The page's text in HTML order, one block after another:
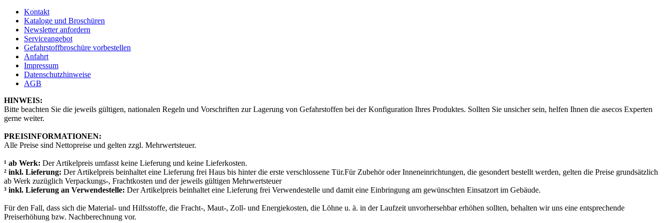
Kontakt
Kataloge und Broschüren
Newsletter anfordern
Serviceangebot
Gefahrstoffbroschüre vorbestellen
Anfahrt
Impressum
Datenschutzhinweise
AGB
HINWEIS:
Bitte beachten Sie die jeweils gültigen, nationalen Regeln und Vorschriften zur Lagerung von Gefahrstoffen bei der Konfiguration Ihres Produktes. Sollten Sie unsicher sein, helfen Ihnen die asecos Experten
gerne weiter.
PREISINFORMATIONEN:
Alle Preise sind Nettopreise und gelten zzgl. Mehrwertsteuer.
¹ ab Werk: Der Artikelpreis umfasst keine Lieferung und keine Lieferkosten.
² inkl. Lieferung: Der Artikelpreis beinhaltet eine Lieferung frei Haus bis hinter die erste verschlossene Tür.Für Zubehör oder Inneneinrichtungen, die gesondert bestellt werden, gelten die Preise grundsätzlich
ab Werk zuzüglich Verpackungs-, Frachtkosten und der jeweils gültigen Mehrwertsteuer
³ inkl. Lieferung an Verwendestelle: Der Artikelpreis beinhaltet eine Lieferung frei Verwendestelle und damit eine Einbringung am gewünschten Einsatzort im Gebäude.
Für den Fall, dass sich die Material- und Hilfsstoffe, die Fracht-, Maut-, Zoll- und Energiekosten, die Löhne u. ä. in der Laufzeit unvorhersehbar erhöhen sollten, behalten wir uns eine entsprechende
Preiserhöhung bzw. Nachberechnung vor.